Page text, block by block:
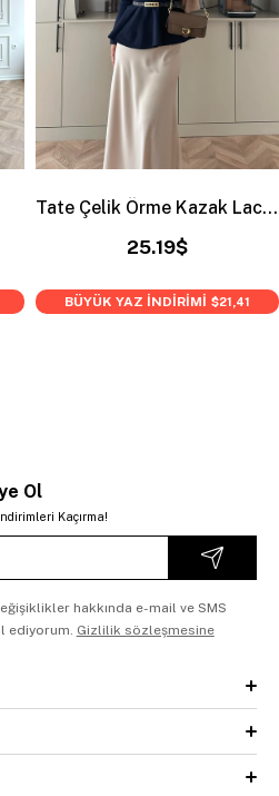
Tate Çelik Örme Kazak Lacivert
25.19$
BÜYÜK YAZ İNDİRİMİ $21,41
Ol
Kaçırma!
hakkında e-mail ve SMS
ediyorum. Gizlilik sözleşmesine